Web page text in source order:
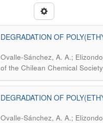
DEGRADATION OF
Ovalle-Sánchez, A. A.;
of the Chilean Chemical
DEGRADATION OF
Ovalle-Sánchez, A. A.;